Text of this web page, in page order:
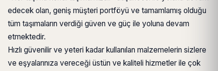
edecek olan, geniş müşteri portföyü ve tamamlamış olduğu
tüm taşımaların verdiği güven ve güç ile yoluna devam
etmektedir.
Hızlı güvenilir ve yeteri kadar kullanılan malzemelerin sizlere
ve eşyalarınıza vereceği üstün ve kaliteli hizmetler ile çok